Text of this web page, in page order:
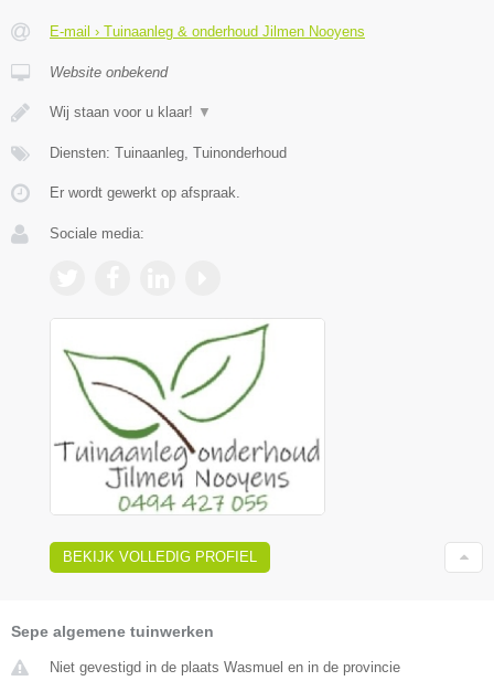
E-mail › Tuinaanleg & onderhoud Jilmen Nooyens
Website onbekend
Wij staan voor u klaar! ▼
Diensten: Tuinaanleg, Tuinonderhoud
Er wordt gewerkt op afspraak.
Sociale media:
BEKIJK VOLLEDIG PROFIEL
Sepe algemene tuinwerken
Niet gevestigd in de plaats Wasmuel en in de provincie